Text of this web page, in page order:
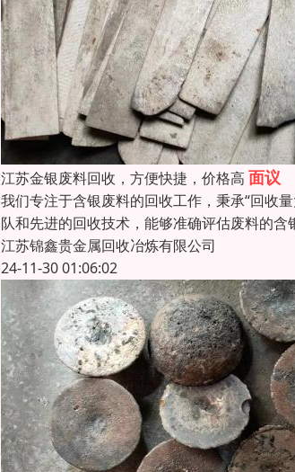
江苏金银废料回收，方便快捷，价格高 面议
我们专注于含银废料的回收工作，秉承“回收
队和先进的回收技术，能够准确评估废料的
江苏锦鑫贵金属回收冶炼有限公司
24-11-30 01:06:02